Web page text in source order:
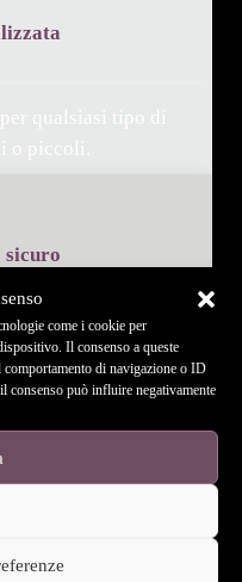
come i cookie per
Il consenso a queste
comportamento di navigazione o ID
consenso può influire negativamente
sicuro
e smaltimento dei
in discarica.